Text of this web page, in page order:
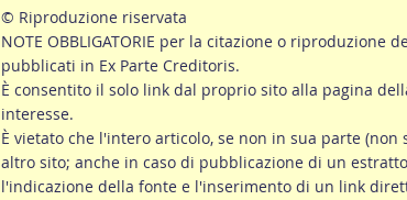
© Riproduzione riservata
NOTE OBBLIGATORIE per la citazione o riproduzione
pubblicati in Ex Parte Creditoris.
È consentito il solo link dal proprio sito alla pagina
interesse.
È vietato che l'intero articolo, se non in sua parte
altro sito; anche in caso di pubblicazione di un
l'indicazione della fonte e l'inserimento di un link